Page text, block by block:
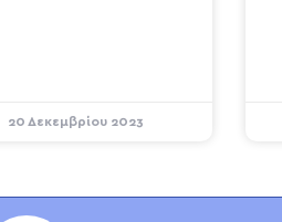
20 Δεκεμβρίου 2023